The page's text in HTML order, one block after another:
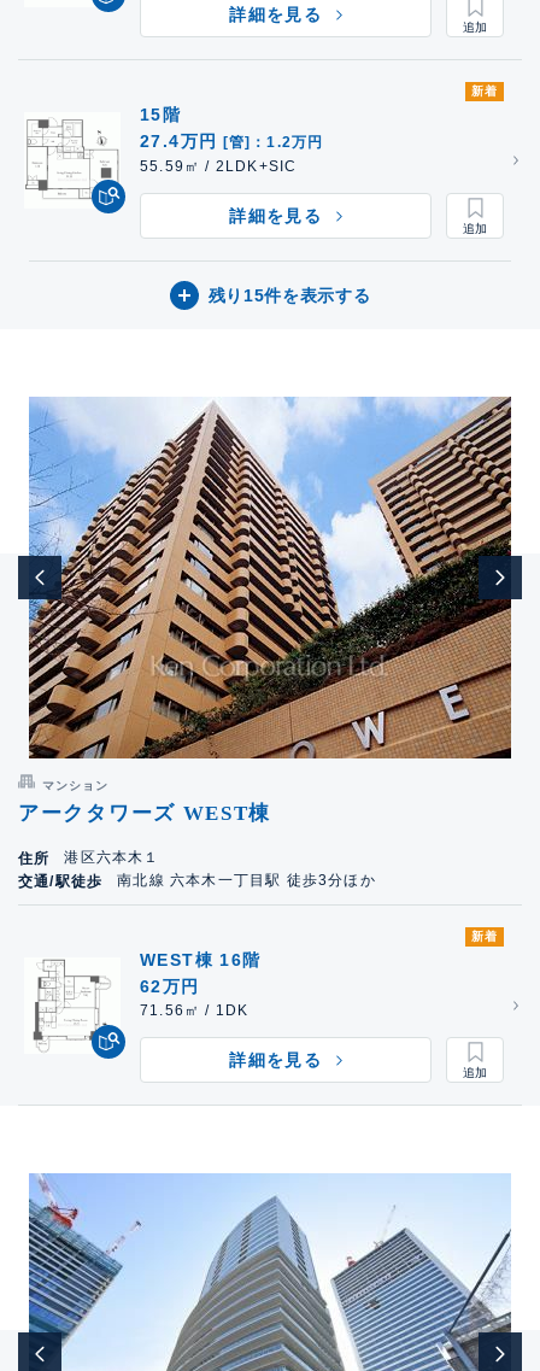
詳細を見る
新着
15階
27.4万円
[管]：1.2万円
55.59㎡ / 2LDK+SIC
詳細を見る
残り15件を表示する
マンション
アークタワーズ WEST棟
住所
港区六本木１
交通/駅徒歩
南北線 六本木一丁目駅 徒歩3分ほか
新着
WEST棟 16階
62万円
71.56㎡ / 1DK
詳細を見る